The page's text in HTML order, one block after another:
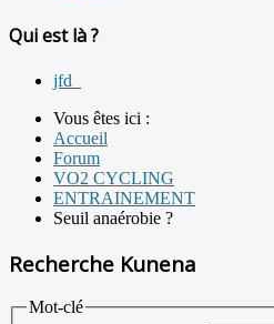
Qui est là ?
jfd_
Vous êtes ici :
Accueil
Forum
VO2 CYCLING
ENTRAINEMENT
Seuil anaérobie ?
Recherche Kunena
Mot-clé